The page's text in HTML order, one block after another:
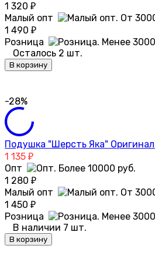
1 320 ₽
Малый опт
1 490 ₽
Розница
Осталось 2 шт.
В корзину
-28%
Подушка "Шерсть Яка"
1 135 ₽
Опт
1 280 ₽
Малый опт
1 450 ₽
Розница
В наличии 7 шт.
В корзину